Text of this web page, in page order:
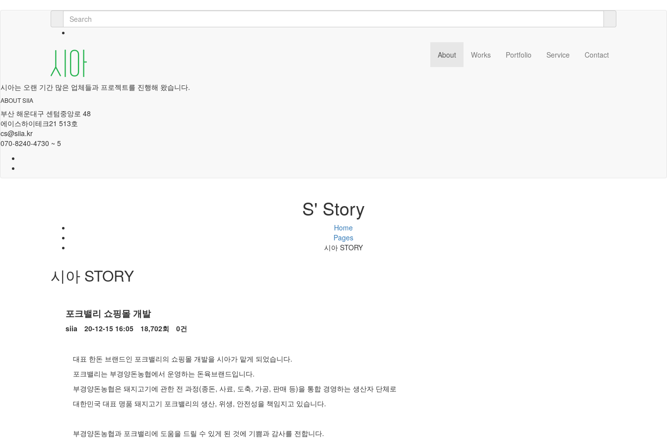
About Works Portfolio Service Contact
시아는 오랜 기간 많은 업체들과 프로젝트를 진행해 왔습니다.
ABOUT SIIA
부산 해운대구 센텀중앙로 48
에이스하이테크21 513호
cs@siia.kr
070-8240-4730 ~ 5
S' Story
Home
Pages
시아 STORY
시아 STORY
포크밸리 쇼핑몰 개발
페
지
정
보
siia 20-12-15 16:05 18,702회 0건
본
문
대표 한돈 브랜드인 포크밸리의 쇼핑몰 개발을 시아가 맡게 되었습니다.
포크밸리는 부경양돈농협에서 운영하는 돈육브랜드입니다.
부경양돈농협은 돼지고기에 관한 전 과정(종돈, 사료, 도축, 가공, 판매 등)을 통합 경영하는 생산자 단체로
대한민국 대표 명품 돼지고기 포크밸리의 생산, 위생, 안전성을 책임지고 있습니다.
부경양돈농협과 포크밸리에 도움을 드릴 수 있게 된 것에 기쁨과 감사를 전합니다.